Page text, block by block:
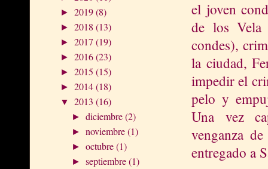
► 2019(8)
► 2018 (13)
► 2017 (19)
► 2016(23)
► 2015 (15)
► 2014(18)
▼ 2013 (16)
►diciembre(2)
►noviembre(1)
►octubre(1)
►septiembre(1)
el joven
de los Vela
condes),
la ciudad,
impedir el
pelo y
Una vez
venganza
entregado a